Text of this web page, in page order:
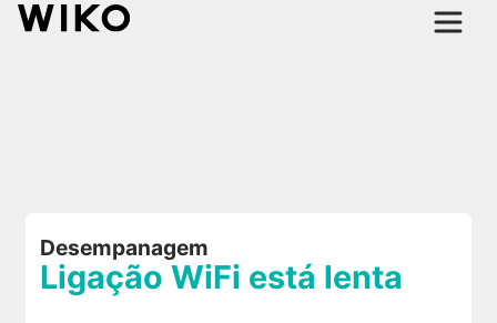
Desempanagem
Ligação WiFi está lenta